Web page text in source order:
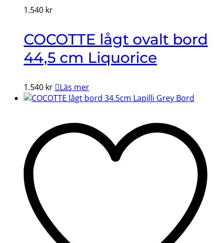
1.540 kr
COCOTTE lågt ovalt bord
44,5 cm Liquorice
1.540 kr Läs mer